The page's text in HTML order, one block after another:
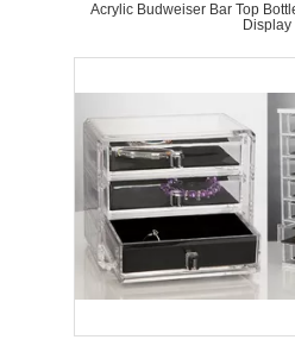
Acrylic Budweiser Bar Top
Display